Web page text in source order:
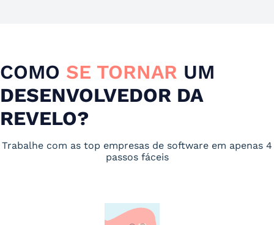
COMO SE TORNAR UM
DESENVOLVEDOR DA
REVELO?
Trabalhe com as top empresas de software em apenas 4
passos fáceis